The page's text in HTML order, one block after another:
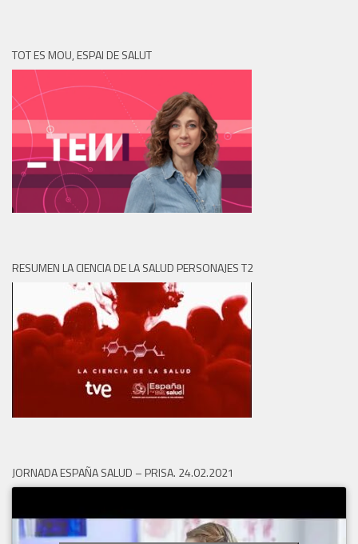
TOT ES MOU, ESPAI DE SALUT
RESUMEN LA CIENCIA DE LA SALUD PERSONAJES T2
JORNADA ESPAÑA SALUD – PRISA. 24.02.2021